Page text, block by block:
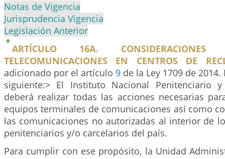
Notas de Vigencia
Jurisprudencia Vigencia
Legislación Anterior
ARTÍCULO 16A.
TELECOMUNICACIONES EN CENTROS DE
adicionado por el artículo 9 de la Ley 1709 de
siguiente:> El Instituto Nacional Penitenciario y
deberá realizar todas las acciones necesarias
equipos terminales de comunicaciones así como
las comunicaciones no autorizadas al interior de
penitenciarios y/o carcelarios del país.
Para cumplir con ese propósito, la Unidad